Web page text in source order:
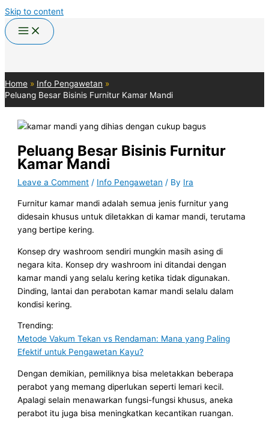
Skip to content
Home
Info Pengawetan
Peluang Besar Bisinis Furnitur Kamar Mandi
Peluang Besar Bisinis Furnitur
Kamar Mandi
Leave a Comment / Info Pengawetan / By Ira
Furnitur kamar mandi adalah semua jenis furnitur yang
didesain khusus untuk diletakkan di kamar mandi, terutama
yang bertipe kering.
Konsep dry washroom sendiri mungkin masih asing di
negara kita. Konsep dry washroom ini ditandai dengan
kamar mandi yang selalu kering ketika tidak digunakan.
Dinding, lantai dan perabotan kamar mandi selalu dalam
kondisi kering.
Trending:
Metode Vakum Tekan vs Rendaman: Mana yang Paling
Efektif untuk Pengawetan Kayu?
Dengan demikian, pemiliknya bisa meletakkan beberapa
perabot yang memang diperlukan seperti lemari kecil.
Apalagi selain menawarkan fungsi-fungsi khusus, aneka
perabot itu juga bisa meningkatkan kecantikan ruangan.